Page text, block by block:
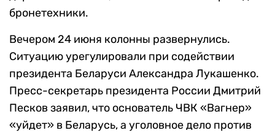
бронетехники.
Вечером 24 июня колонны развернулись.
Ситуацию урегулировали при содействии
президента Беларуси Александра Лукашенко.
Пресс-секретарь президента России Дмитрий
Песков заявил, что основатель ЧВК «Вагнер»
«уйдет» в Беларусь, а уголовное дело против